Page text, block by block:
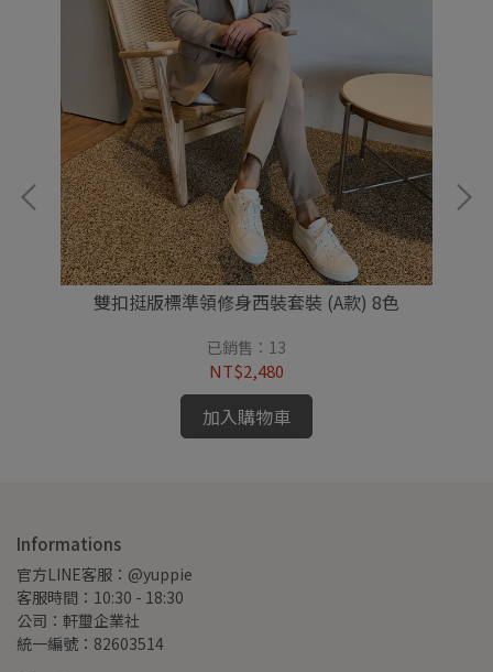
雙扣挺版標準領修身西裝套裝 (A款) 8色
已銷售：13
NT$2,480
加入購物車
Informations
官方LINE客服：@yuppie
客服時間：10:30 - 18:30
公司：軒璽企業社
統一編號：82603514